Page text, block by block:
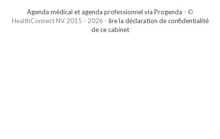
Agenda médical et agenda professionnel via Progenda - ©
HealthConnect NV 2015 - 2026 - lire la déclaration de confidentialité
de ce cabinet